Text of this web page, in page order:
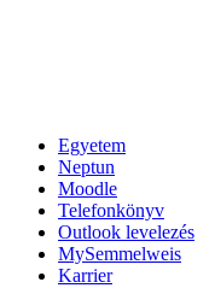
Egyetem
Neptun
Moodle
Telefonkönyv
Outlook levelezés
MySemmelweis
Karrier